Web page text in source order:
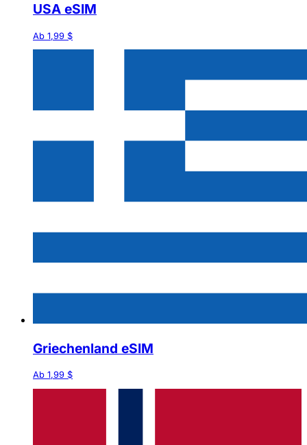
USA eSIM
Ab 1,99 $
Griechenland eSIM
Ab 1,99 $